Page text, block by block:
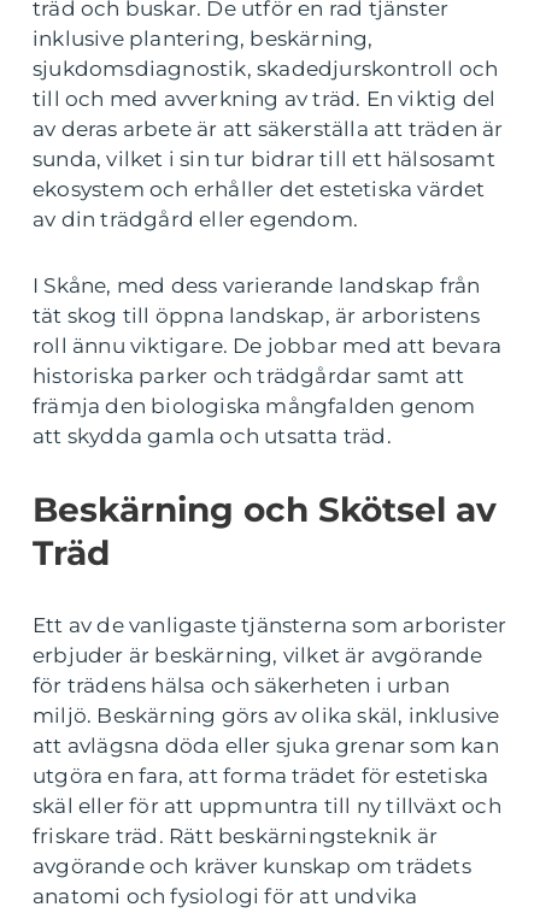
träd och buskar. De utför en rad tjänster
inklusive plantering, beskärning,
sjukdomsdiagnostik, skadedjurskontroll och
till och med avverkning av träd. En viktig del
av deras arbete är att säkerställa att träden är
sunda, vilket i sin tur bidrar till ett hälsosamt
ekosystem och erhåller det estetiska värdet
av din trädgård eller egendom.
I Skåne, med dess varierande landskap från
tät skog till öppna landskap, är arboristens
roll ännu viktigare. De jobbar med att bevara
historiska parker och trädgårdar samt att
främja den biologiska mångfalden genom
att skydda gamla och utsatta träd.
Beskärning och Skötsel av
Träd
Ett av de vanligaste tjänsterna som arborister
erbjuder är beskärning, vilket är avgörande
för trädens hälsa och säkerheten i urban
miljö. Beskärning görs av olika skäl, inklusive
att avlägsna döda eller sjuka grenar som kan
utgöra en fara, att forma trädet för estetiska
skäl eller för att uppmuntra till ny tillväxt och
friskare träd. Rätt beskärningsteknik är
avgörande och kräver kunskap om trädets
anatomi och fysiologi för att undvika